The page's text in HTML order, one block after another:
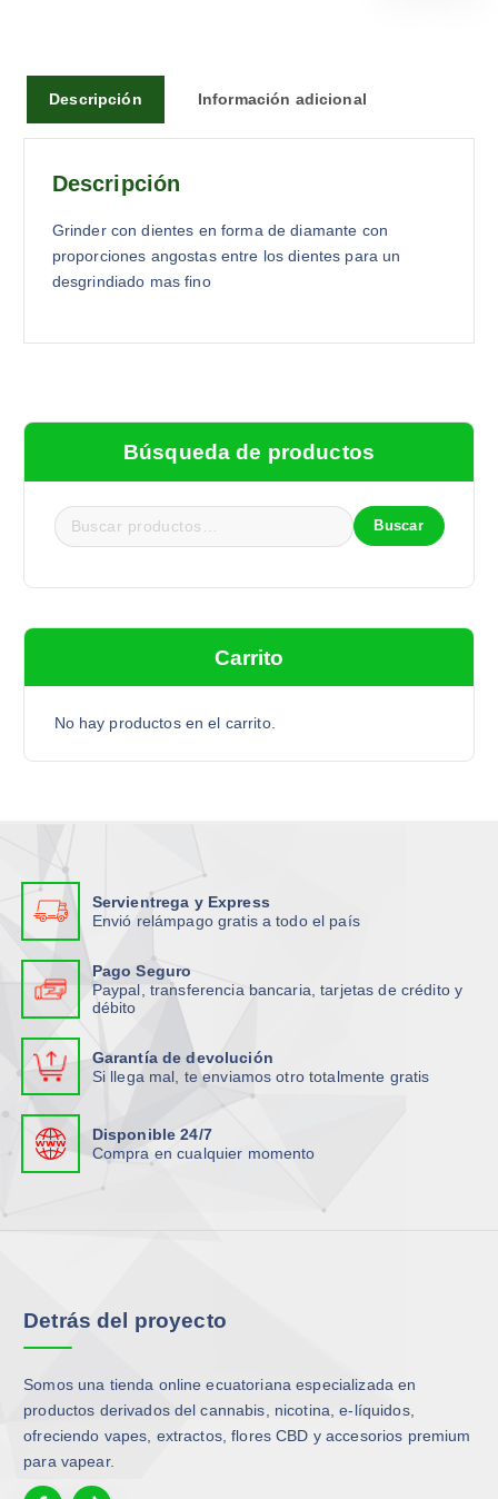
Descripción Información adicional
Descripción
Grinder con dientes en forma de diamante con
proporciones angostas entre los dientes para un
desgrindiado mas fino
Búsqueda de productos
B
s
p
o
:
Buscar
Carrito
No hay productos en el carrito.
Servientrega y Express
Envió relámpago gratis a todo el país
Pago Seguro
Paypal, transferencia bancaria, tarjetas de crédito y
débito
Garantía de devolución
Si llega mal, te enviamos otro totalmente gratis
Disponible 24/7
Compra en cualquier momento
Detrás del proyecto
Somos una tienda online ecuatoriana especializada en
productos derivados del cannabis, nicotina, e-líquidos,
ofreciendo vapes, extractos, flores CBD y accesorios premium
para vapear.